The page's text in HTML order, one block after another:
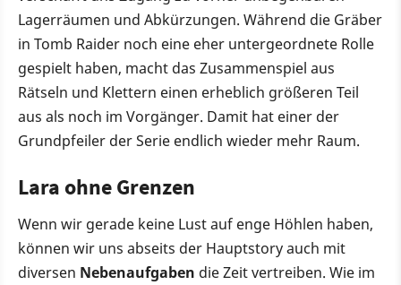
Lagerräumen und Abkürzungen. Während die Gräber
in Tomb Raider noch eine eher untergeordnete Rolle
gespielt haben, macht das Zusammenspiel aus
Rätseln und Klettern einen erheblich größeren Teil
aus als noch im Vorgänger. Damit hat einer der
Grundpfeiler der Serie endlich wieder mehr Raum.
Lara ohne Grenzen
Wenn wir gerade keine Lust auf enge Höhlen haben,
können wir uns abseits der Hauptstory auch mit
diversen Nebenaufgaben die Zeit vertreiben. Wie im